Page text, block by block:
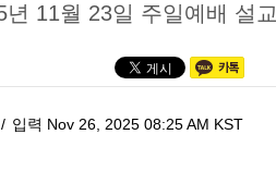
년 11월 23일 주일예배 설교
입력 Nov 26, 2025 08:25 AM KST